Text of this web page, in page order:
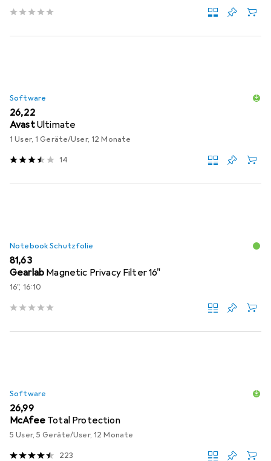
Software
EUR
26,22
AvastUltimate
1 User, 1 Geräte/User, 12 Monate
14
Notebook Schutzfolie
EUR
81,63
Gearlab Magnetic Privacy Filter 16"
16", 16:10
Software
EUR
26,99
McAfee Total Protection
5 User, 5 Geräte/User, 12 Monate
223